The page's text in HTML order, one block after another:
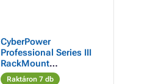
CyberPower
Professional Series III
RackMount
2200VA/2200W, 2U
Raktáron 7 db